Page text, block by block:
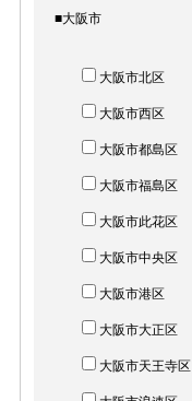
■大阪市
大阪市北区
大阪市西区
大阪市都島区
大阪市福島区
大阪市此花区
大阪市中央区
大阪市港区
大阪市大正区
大阪市天王寺区